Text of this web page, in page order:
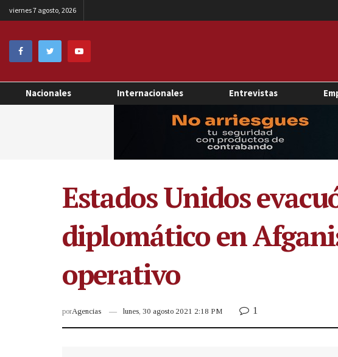
viernes 7 agosto, 2026
Nacionales Internacionales Entrevistas
Estados Unidos
diplomático en
operativo
porAgencias lunes, 30 agosto 2021 2:18 PM 1